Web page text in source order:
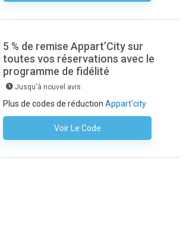
5 % de remise Appart’City sur
toutes vos réservations avec le
programme de fidélité
Jusqu'à nouvel avis
Plus de codes de réduction Appart'city
Voir Le Code
Aucun Code N'est Nécessaire